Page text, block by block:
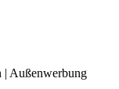
| Außenwerbung